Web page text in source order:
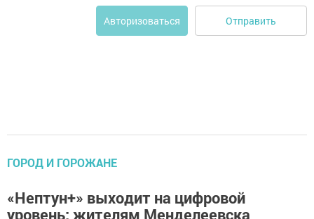
Авторизоваться Отправить
ГОРОД И ГОРОЖАНЕ
«Нептун+» выходит на цифровой
уровень: жителям Менделеевска